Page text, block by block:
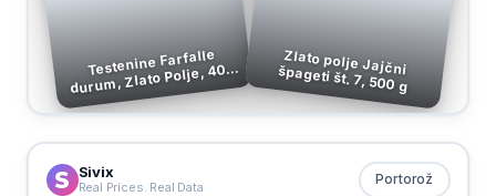
Testenine Farfalle
durum, Zlato Polje, 400
g
Zlato polje Jajčni špageti št. 7, 500 g
Sivix
Real Prices. Real Data Portorož